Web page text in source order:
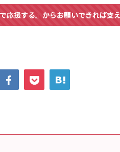
応援する』からお願いできれば支